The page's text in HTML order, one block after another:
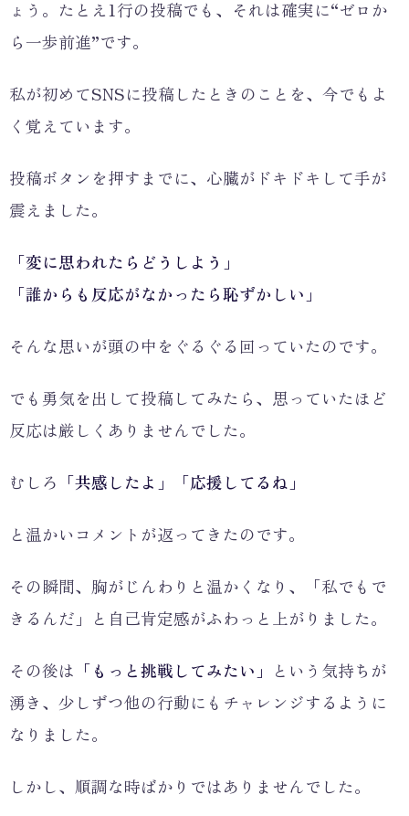
ょう。たとえ1行の投稿でも、それは確実に“ゼロか
ら一歩前進”です。
私が初めてSNSに投稿したときのことを、今でもよ
く覚えています。
投稿ボタンを押すまでに、心臓がドキドキして手が
震えました。
「変に思われたらどうしよう」
「誰からも反応がなかったら恥ずかしい」
そんな思いが頭の中をぐるぐる回っていたのです。
でも勇気を出して投稿してみたら、思っていたほど
反応は厳しくありませんでした。
むしろ 「共感したよ」「応援してるね」
と温かいコメントが返ってきたのです。
その瞬間、胸がじんわりと温かくなり、「私でもで
きるんだ」と自己肯定感がふわっと上がりました。
その後は 「もっと挑戦してみたい」 という気持ちが
湧き、少しずつ他の行動にもチャレンジするように
なりました。
しかし、順調な時ばかりではありませんでした。